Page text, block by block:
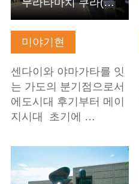
미야기현
센다이와 야마가타를 잇
는 가도의 분기점으로서
에도시대 후기부터 메이
지시대 초기에 …